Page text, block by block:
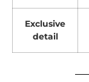
Exclusive
detail